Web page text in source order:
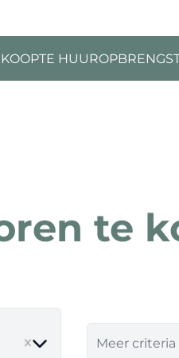
TE HUUR
te
Meer criteria